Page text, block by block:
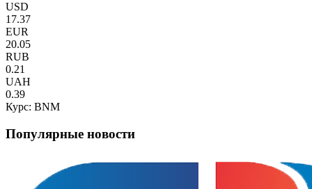
USD
17.37
EUR
20.05
RUB
0.21
UAH
0.39
Курс: BNM
Популярные новости